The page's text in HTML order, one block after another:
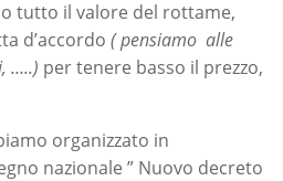
tutto il valore del rottame,
d’accordo ( pensiamo alle
…..) per tenere basso il prezzo,
organizzato in
nazionale ” Nuovo decreto